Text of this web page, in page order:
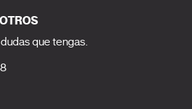
que tengas.